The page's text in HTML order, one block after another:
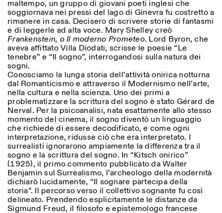
Facebook Instagram Linkedin Vimeo
Privacy Policy
Sabato/Domenica: 11:00-
18:30
VISITE GUIDATE:
Solo su prenotazione
(italiano, inglese)
Tariffa: 10€ per persona
Per prenotazioni:
Ingresso non consentito
agli animali
Durata (giorni)
1
365
> 1
maltempo, un gruppo di giovani poeti inglesi che
soggiornava nei pressi del lago di Ginevra fu costretto a
rimanere in casa. Decisero di scrivere storie di fantasmi
e di leggerle ad alta voce. Mary Shelley creò
Frankenstein, o Il moderno Prometeo. Lord Byron, che
aveva affittato Villa Diodati, scrisse le poesie “Le
tenebre” e “Il sogno”, interrogandosi sulla natura dei
sogni.
Conosciamo la lunga storia dell’attività onirica notturna
dal Romanticismo e attraverso il Modernismo nell’arte,
nella cultura e nella scienza. Uno dei primi a
problematizzare la scrittura del sogno è stato Gérard de
Nerval. Per la psicoanalisi, nata esattamente allo stesso
momento del cinema, il sogno diventò un linguaggio
che richiede di essere decodificato, e come ogni
interpretazione, ridusse ciò che era interpretato. I
surrealisti ignorarono ampiamente la differenza tra il
sogno e la scrittura del sogno. In “Kitsch onirico”
(1925), il primo commento pubblicato da Walter
Benjamin sul Surrealismo, l’archeologo della modernità
dichiarò lucidamente, “Il sognare partecipa della
storia”. Il percorso verso il collettivo sognante fu così
delineato. Prendendo esplicitamente le distanze da
Sigmund Freud, il filosofo e epistemologo francese